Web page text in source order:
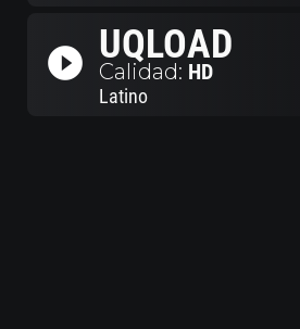
play_circle_filled UQLOAD
Calidad: HD
Latino